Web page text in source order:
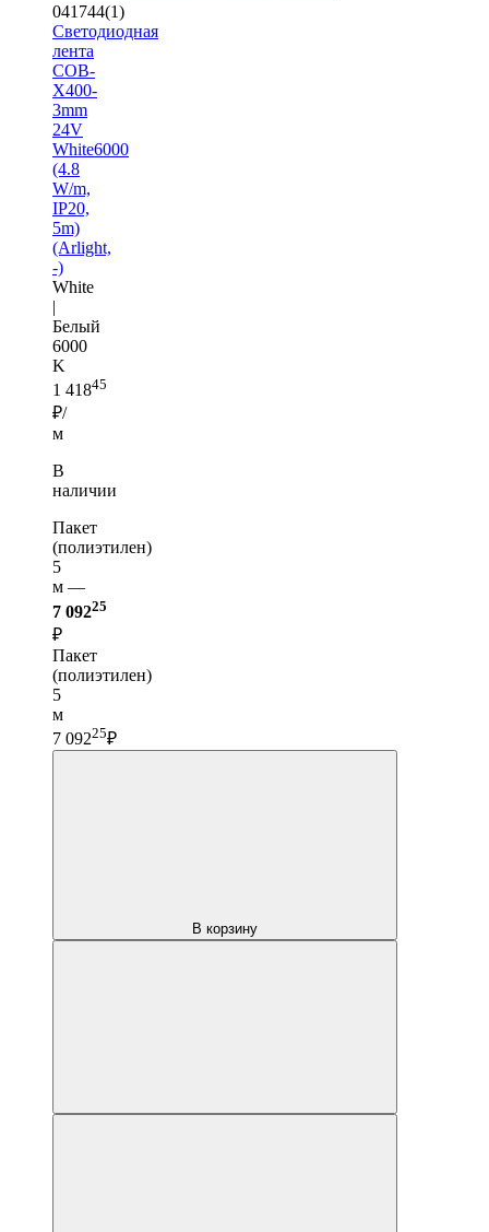
041744(1)
Светодиодная
лента
COB-
X400-
3mm
24V
White6000
(4.8
W/m,
IP20,
5m)
(Arlight,
-)
White
|
Белый
6000
K
1 41845
₽/
м
В
наличии
Пакет
(полиэтилен)
5
м —
7 09225
₽
Пакет
(полиэтилен)
5
м
7 09225₽
В корзину